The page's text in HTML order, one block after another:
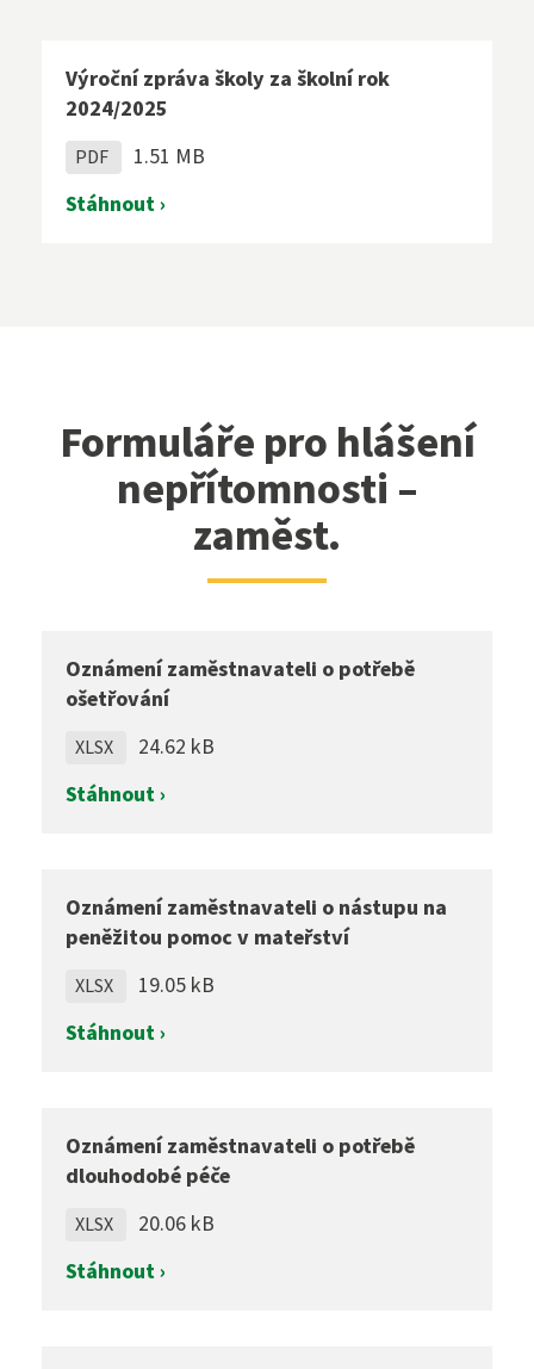
Výroční zpráva školy za školní rok
2024/2025
PDF
1.51 MB
Stáhnout ›
Formuláře pro hlášení
nepřítomnosti –
zaměst.
Oznámení zaměstnavateli o potřebě
ošetřování
XLSX
24.62 kB
Stáhnout ›
Oznámení zaměstnavateli o nástupu na
peněžitou pomoc v mateřství
XLSX
19.05 kB
Stáhnout ›
Oznámení zaměstnavateli o potřebě
dlouhodobé péče
XLSX
20.06 kB
Stáhnout ›